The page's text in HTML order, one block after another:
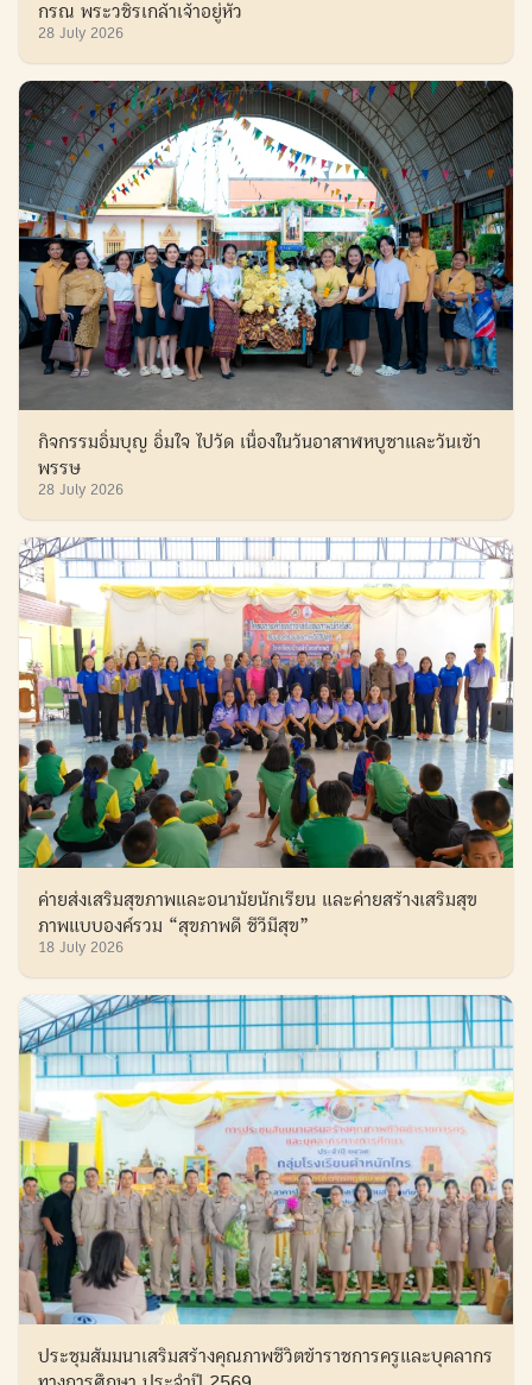
กรณ พระวชิรเกล้าเจ้าอยู่หัว
28 July 2026
กิจกรรมอิ่มบุญ อิ่มใจ ไปวัด เนื่องในวันอาสาฬหบูชาและวันเข้า
พรรษ
28 July 2026
ค่ายส่งเสริมสุขภาพและอนามัยนักเรียน และค่ายสร้างเสริมสุข
ภาพแบบองค์รวม “สุขภาพดี ชีวีมีสุข”
18 July 2026
ประชุมสัมมนาเสริมสร้างคุณภาพชีวิตข้าราชการครูและบุคลากร